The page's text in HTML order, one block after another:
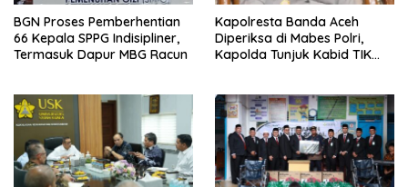
BGN Proses Pemberhentian
66 Kepala SPPG Indisipliner,
Termasuk Dapur MBG Racun
Kapolresta Banda Aceh
Diperiksa di Mabes Polri,
Kapolda Tunjuk Kabid TIK